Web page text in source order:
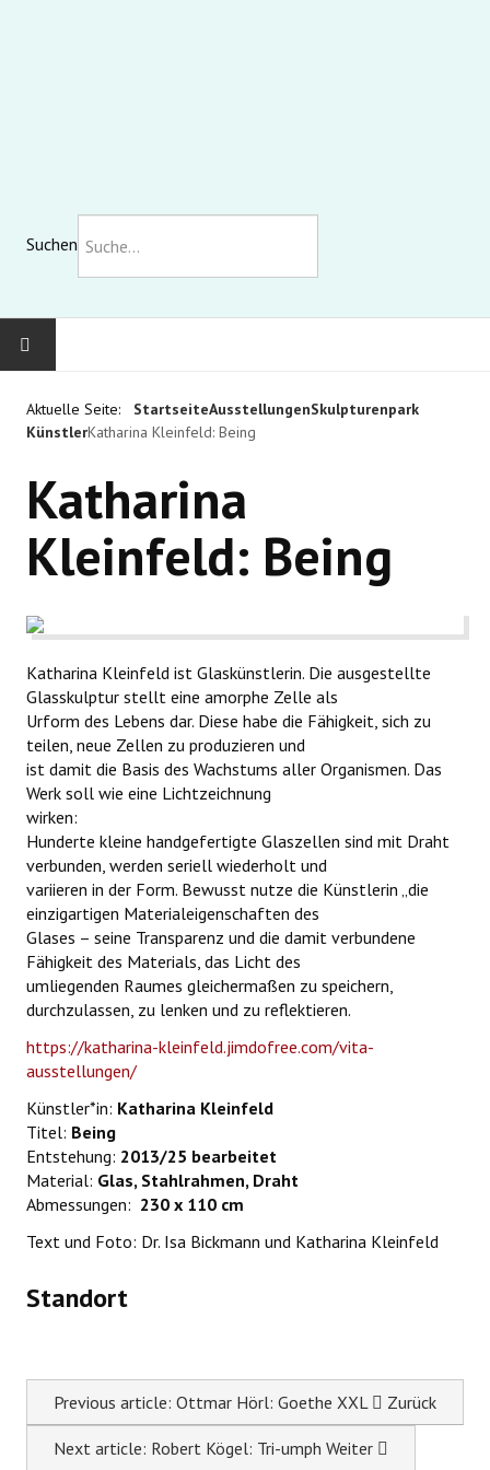
Suchen
WIR ÜBER UNS
Aktuelle Seite: StartseiteAusstellungenSkulpturenpark
KünstlerKatharina Kleinfeld: Being
Katharina
Kleinfeld: Being
Katharina Kleinfeld ist Glaskünstlerin. Die ausgestellte
Glasskulptur stellt eine amorphe Zelle als
Urform des Lebens dar. Diese habe die Fähigkeit, sich zu
teilen, neue Zellen zu produzieren und
ist damit die Basis des Wachstums aller Organismen. Das
Werk soll wie eine Lichtzeichnung
wirken:
Hunderte kleine handgefertigte Glaszellen sind mit Draht
verbunden, werden seriell wiederholt und
variieren in der Form. Bewusst nutze die Künstlerin „die
einzigartigen Materialeigenschaften des
Glases – seine Transparenz und die damit verbundene
Fähigkeit des Materials, das Licht des
umliegenden Raumes gleichermaßen zu speichern,
durchzulassen, zu lenken und zu reflektieren.
https://katharina-kleinfeld.jimdofree.com/vita-
ausstellungen/
Künstler*in: Katharina Kleinfeld
Titel: Being
Entstehung: 2013/25 bearbeitet
Material: Glas, Stahlrahmen, Draht
Abmessungen: 230 x 110 cm
Text und Foto: Dr. Isa Bickmann und Katharina Kleinfeld
Standort
Previous article: Ottmar Hörl: Goethe XXL Zurück
Next article: Robert Kögel: Tri-umph Weiter